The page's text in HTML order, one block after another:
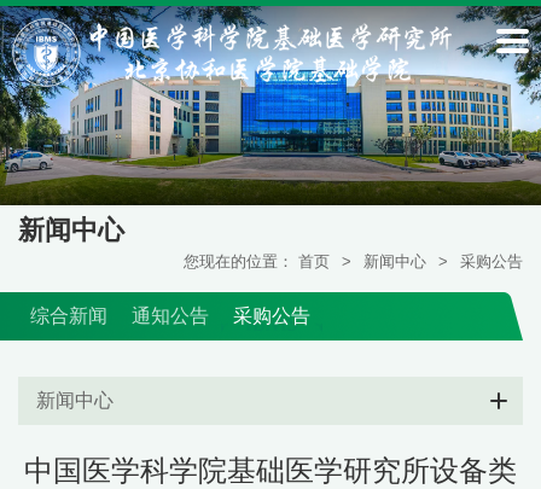
新闻中心
您现在的位置： 首页 > 新闻中心 > 采购公告
综合新闻 通知公告 采购公告
新闻中心
中国医学科学院基础医学研究所设备类